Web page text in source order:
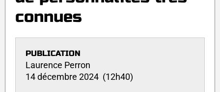
connues
PUBLICATION
Laurence Perron
14 décembre 2024 (12h40)